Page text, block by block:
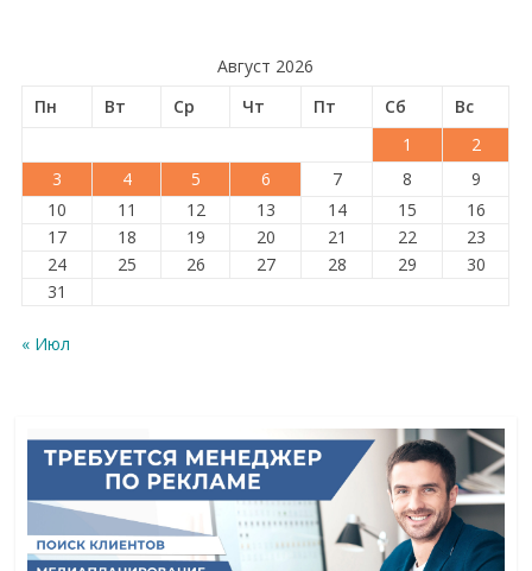
Август 2026
Пн
Вт Ср Чт Пт Сб
Вс
1
2
3
4 5 6 7 8
9
10
11 12 13 14 15
16
17
18 19 20 21 22
23
24
25 26 27 28 29
30
31
« Июл